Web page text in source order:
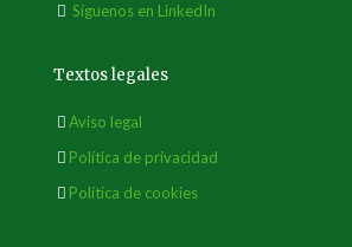
Síguenos en LinkedIn
Textos legales
Aviso legal
Política de privacidad
Política de cookies